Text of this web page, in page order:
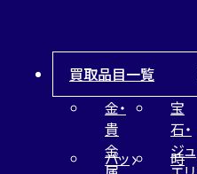
買取品目一覧
金・
貴
金
宝
石・
ジュ
バッ
時